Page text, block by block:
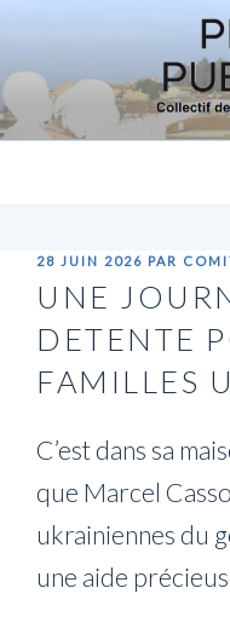
contenu
principal
PLACE
PUBLIÉ
28 JUIN 2026 PAR
UNE
DETENTE
FAMILLES
C’est dans sa
que Marcel
ukrainiennes du
une aide